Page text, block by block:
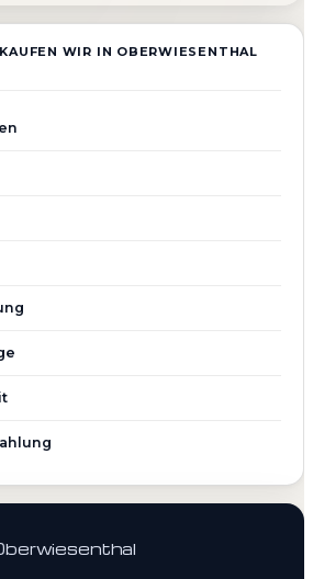
WIR IN OBERWIESENTHAL